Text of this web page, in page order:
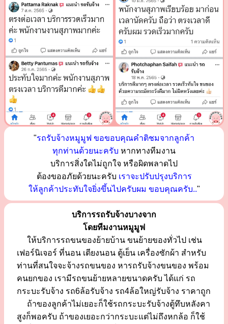
"รถรับจ้างหมูมูฟ ขอขอบคุณคำติชมจากลูกค้า
ทุกท่านด้วยนะครับ หากทางทีมงาน
บริการสิ่งใดไม่ถูกใจ หรือผิดพลาดไป
ต้องขออภัยด้วยนะครับ เราจะปรับปรุงบริการ
ให้ลูกค้าประทับใจยิ่งขึ้นไปครับผม ขอบคุณครับ.."
บริการรถรับจ้างบางจาก
โดยทีมงานหมูมูฟ
ให้บริการรถขนของย้ายบ้าน ขนย้ายของทั่วไป เช่น
เฟอร์นิเจอร์ ที่นอน เตียงนอน ตู้เย็น เครื่องซักผ้า สำหรับ
ท่านที่สนใจจะจ้างรถขนของ หารถรับจ้างขนของ พร้อม
คนยกของ เรามีรถขนย้ายหลายขนาดครับ ได้แก่ รถ
กระบะรับจ้าง รถ6ล้อรับจ้าง รถ4ล้อใหญ่รับจ้าง ราคาถูก
ถ้าของลูกค้าไม่เยอะก็ใช้รถกระบะรับจ้างตู้ทึบหลังคา
สูงก็พอครับ ถ้าของเยอะกว่ากระบะแต่ไม่ถึงหกล้อ ก็ใช้